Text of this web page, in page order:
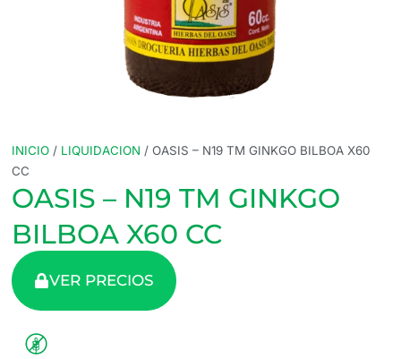
INICIO / LIQUIDACION / OASIS – N19 TM GINKGO BILBOA X60
CC
OASIS – N19 TM GINKGO
BILBOA X60 CC
VER PRECIOS